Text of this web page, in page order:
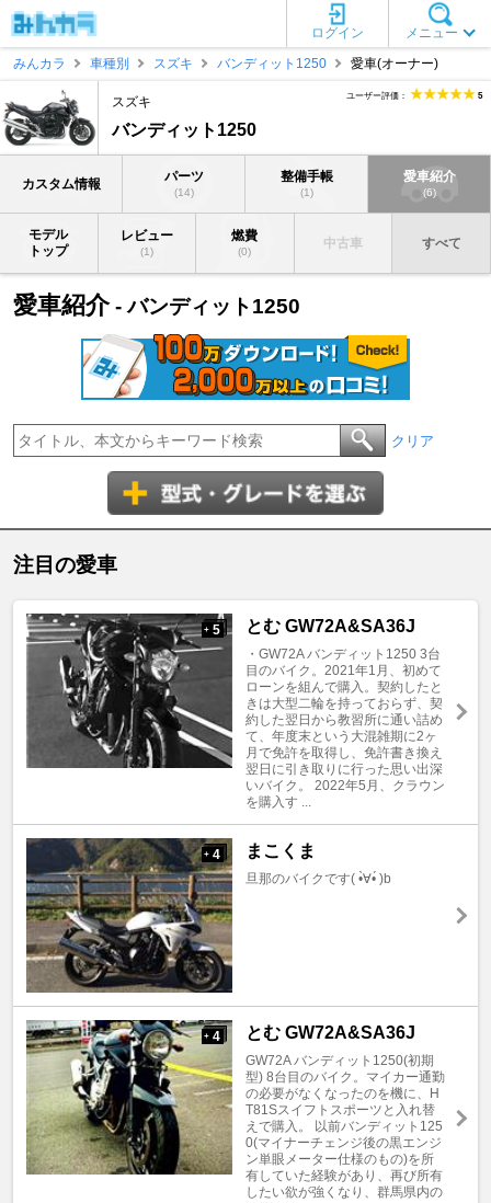
メニュー
ログイン
みんカラ
車種別 スズキ バンディット1250 愛車(オーナー)
スズキ
バンディット1250
ユーザー評価： 5
カスタム情報 パーツ
(14)
整備手帳
(1)
愛車紹介
(6)
モデル
トップ
レビュー
(1)
燃費
(0)
中古車 すべて
愛車紹介- バンディット1250
クリア
注目の愛車
+ 5 とむ GW72A&SA36J
・GW72A バンディット1250 3台
目のバイク。2021年1月、初めて
ローンを組んで購入。契約したと
きは大型二輪を持っておらず、契
約した翌日から教習所に通い詰め
て、年度末という大混雑期に2ヶ
月で免許を取得し、免許書き換え
翌日に引き取りに行った思い出深
いバイク。 2022年5月、クラウン
を購入す ...
+ 4 まこくま
旦那のバイクです( •̀∀•́ )b
+ 4 とむ GW72A&SA36J
GW72A バンディット1250(初期
型) 8台目のバイク。マイカー通勤
の必要がなくなったのを機に、H
T81Sスイフトスポーツと入れ替
えで購入。 以前バンディット125
0(マイナーチェンジ後の黒エンジ
ン単眼メーター仕様のもの)を所
有していた経験があり、再び所有
したい欲が強くなり、群馬県内の